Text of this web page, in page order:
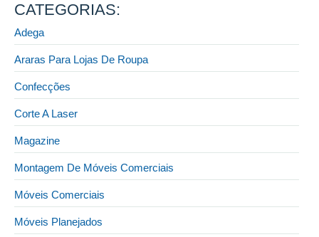
CATEGORIAS:
Adega
Araras Para Lojas De Roupa
Confecções
Corte A Laser
Magazine
Montagem De Móveis Comerciais
Móveis Comerciais
Móveis Planejados